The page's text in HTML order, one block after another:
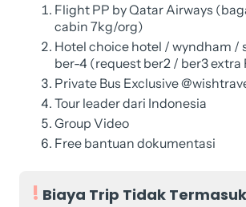
Flight PP by Qatar Airways
cabin 7kg/org)
Hotel choice hotel / wyndham /
ber-4 (request ber2 / ber3 extra
Private Bus Exclusive
Tour leader dari Indonesia
Group Video
Free bantuan dokumentasi
Biaya Trip Tidak